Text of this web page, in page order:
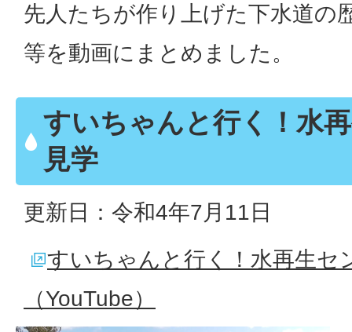
先人たちが作り上げた下水道の
等を動画にまとめました。
すいちゃんと行く！水
見学
更新日：令和4年7月11日
すいちゃんと行く！水再生セ
（YouTube）